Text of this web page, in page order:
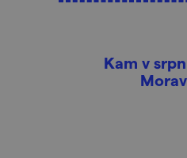
Kam v